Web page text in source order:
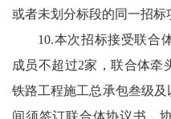
或者未划分标段的同一招标
10.本次招标接受联合
成员不超过2家，联合体牵
铁路工程施工总承包叁级